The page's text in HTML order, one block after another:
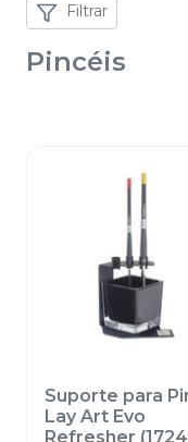
Filtrar
Pincéis
Suporte para
Lay Art Evo
Refresher